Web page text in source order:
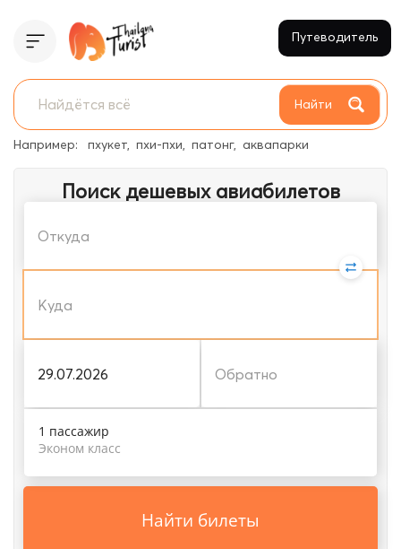
Найти
Например: пхукет пхи-пхи патонг аквапарки
Путеводитель
Поиск дешевых авиабилетов
1 пассажир
Эконом класс
Найти билеты